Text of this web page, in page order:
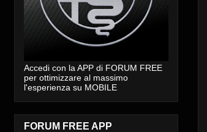
Accedi con la APP di FORUM FREE
per ottimizzare al massimo
l'esperienza su MOBILE
FORUM FREE APP